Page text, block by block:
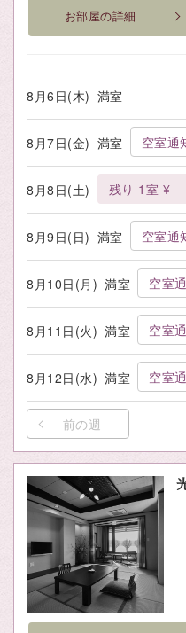
お部屋の詳細
8月6日(木) 満室
8月7日(金) 満室 空室通
8月8日(土) 残り 1室 ¥-
8月9日(日) 満室 空室通
8月10日(月) 満室 空室
8月11日(火) 満室 空室
8月12日(水) 満室 空室
前の週